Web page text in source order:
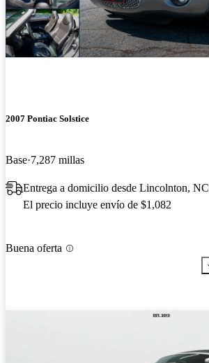
2007 Pontiac Solstice
Base 7,287 millas
Entrega a domicilio desde Lincolnton, NC
El precio incluye envío de $1,082
Buena oferta